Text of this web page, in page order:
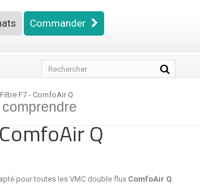
Commander
Filtre F7 - ComfoAir Q
Q
pour toutes les VMC double flux ComfoAir Q.